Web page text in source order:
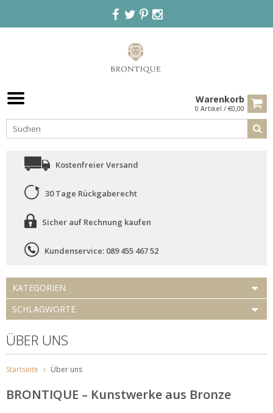
Warenkorb
0 Artikel / €0,00
Kostenfreier Versand
30 Tage Rückgaberecht
Sicher auf Rechnung kaufen
Kundenservice: 089 455 467 52
KATEGORIEN
SCHLAGWORTE
ÜBER UNS
Startseite Über uns
BRONTIQUE – Kunstwerke aus Bronze